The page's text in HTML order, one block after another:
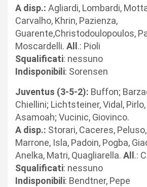
A disp.: Agliardi, Lombardi,
Carvalho, Khrin, Pazienza,
Guarente,Christodoulopoulos,
Moscardelli. All.: Pioli
Squalificati: nessuno
Indisponibili: Sorensen
Juventus (3-5-2): Buffon;
Chiellini; Lichtsteiner, Vidal,
Asamoah; Vucinic, Giovinco.
A disp.: Storari, Caceres,
Marrone, Isla, Padoin, Pogba,
Anelka, Matri, Quagliarella. All.:
Squalificati: nessuno
Indisponibili: Bendtner, Pepe